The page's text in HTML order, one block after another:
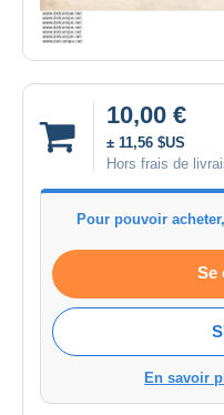
10,00 €
± 11,56 $US
Hors frais de
Pour pouvoir
Se
En savoir